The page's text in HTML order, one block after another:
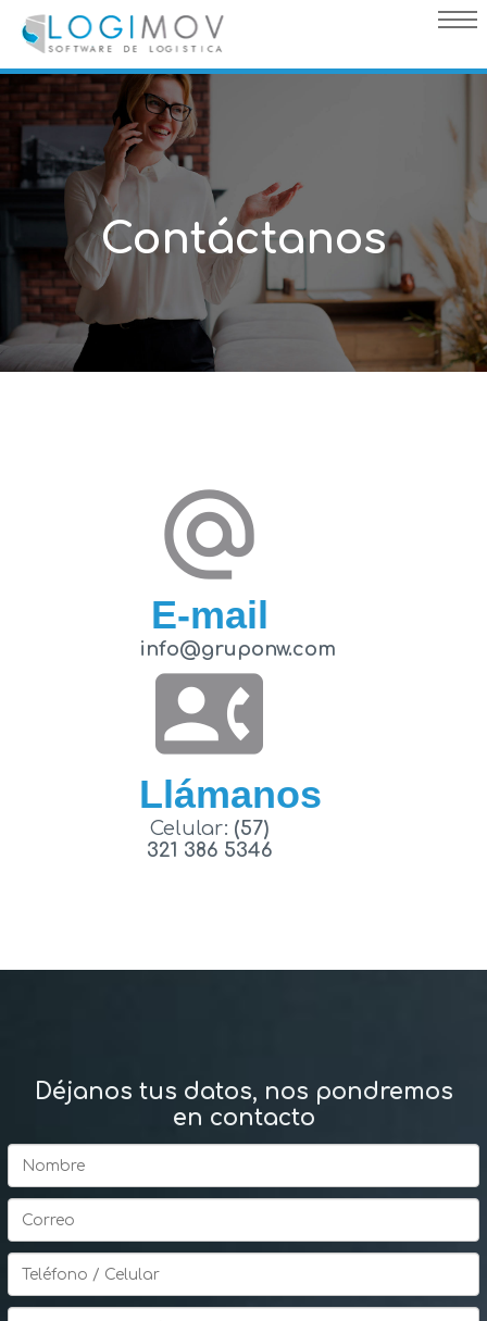
query failed, Table 'nwproject5_logimov.preload_images' doesn't
exist::SQL Query: /*qc=on*/ select * from preload_images where
pagina=31
Contáctanos
alternate_email
E-mail
info@gruponw.com
contact_phone
Llámanos
Celular: (57)
321 386 5346
Déjanos tus datos, nos pondremos
en contacto